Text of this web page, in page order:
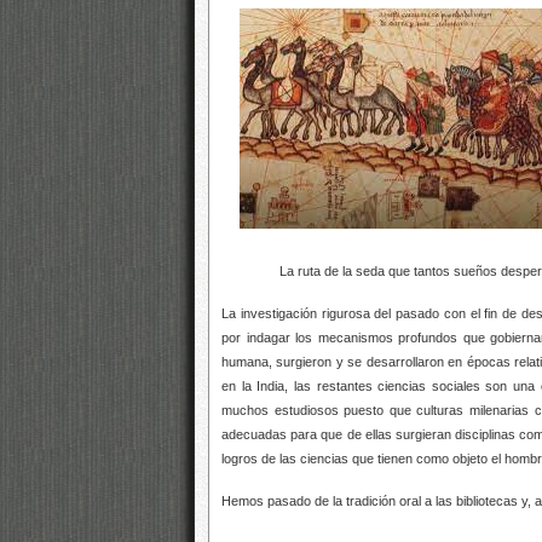
La ruta de la seda que tantos sueños
La investigación rigurosa del pasado con el fin de
por indagar los mecanismos profundos que
humana, surgieron y se desarrollaron en épocas
en la India, las restantes ciencias sociales son
muchos estudiosos puesto que culturas milenarias
adecuadas para que de ellas surgieran disciplinas
logros de las ciencias que tienen como objeto el
Hemos pasado de la tradición oral a las bibliotecas y,